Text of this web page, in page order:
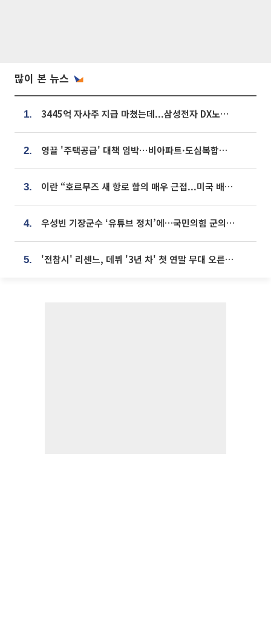
많이 본 뉴스
1. 3445억 자사주 지급 마쳤는데...삼성전자 DX노조, 뒤늦은 '떼쓰기 집회'
2. 영끌 '주택공급' 대책 임박⋯비아파트·도심복합까지 총동원
3. 이란 “호르무즈 새 항로 합의 매우 근접...미국 배상 먼저”
4. 우성빈 기장군수 ‘유튜브 정치’에…국민의힘 군의원들 집단 반발
5. '전참시' 리센느, 데뷔 '3년 차' 첫 연말 무대 오른다⋯"그동안 섭외 안 와"